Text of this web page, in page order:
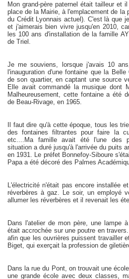
Mon grand-père paternel était tailleur et
place de la Mairie, à l'emplacement de la
du Crédit Lyonnais actuel). C'est là que
et j'aimerais bien vivre jusqu'en 2010,
les 100 ans d'installation de la famille
de Triel.
Je me souviens, lorsque j'avais 10
l'inauguration d'une fontaine que la
de son quartier, en captant une source
Elle avait commandé la musique dont
Malheureusement, cette fontaine a été
de Beau-Rivage, en 1965.
Il faut dire qu'à cette époque, tous les
des fontaines filtrantes pour faire la
etc....Ma famille avait été l'une des
situation a duré jusqu'à l'arrivée du puits
en 1931. Le préfet Bonnefoy-Siboure
Papa a été décoré des Palmes
L'électricité n'était pas encore installée
réverbères à gaz. Le soir, un employé
allumer les réverbères et il revenait les
Dans l'atelier de mon père, une lampe
était accrochée sur une poutre en
afin que les ouvrières puissent travailler
Biget, qui exerçait la profession de
Dans la rue du Pont, on trouvait une
une grande école avec deux classes,